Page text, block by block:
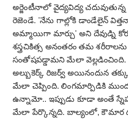
అర్జెంటీనాలో వైద్యవిద్య
రెజెండే. 'నేను గాల్లోకి డాండేలైన్‌
అమ్మాయిగా మార్చు' అని దేవుడ్ని
శస్త్రచికిత్స అనంతరం తమ
సంతోషపడ్డామని మేలా
అల్బుకెర్క్‌ రిజర్వ్‌ అయినందున
మేలా చెప్పింది. లింగమార్పిడికి
ఉన్నామో.. ఇప్పుడు కూడా అంతే
మేలా పేర్కొన్నది. బాల్యంలో, కౌమార